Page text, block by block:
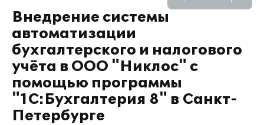
Внедрение системы
автоматизации
бухгалтерского и налогового
учёта в ООО "Никлос" с
помощью программы
"1С:Бухгалтерия 8" в Санкт-
Петербурге